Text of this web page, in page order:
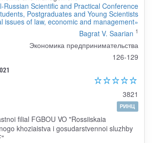
Russian Scientific and Practical Conference
Postgraduates and Young Scientists
issues of law, economic and management»
Bagrat V. Saarian 1
Экономика предпринимательства
126-129
3821
РИНЦ
filial FGBOU VO "Rossiiskaia
khoziaistva i gosudarstvennoi sluzhby